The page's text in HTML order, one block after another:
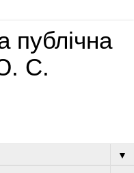
публічна
С.
▼